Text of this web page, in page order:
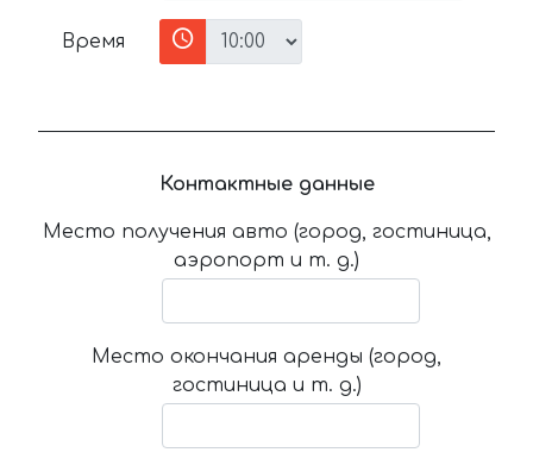
Время
Контактные данные
Место получения авто (город, гостиница,
аэропорт и т. д.)
Место окончания аренды (город,
гостиница и т. д.)